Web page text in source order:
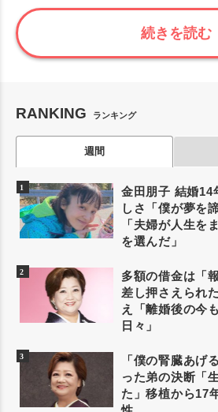
続きを読む
RANKING ランキング
週間
金田朋子 結婚14
しさ「僕が夢を
「夫婦が人生を
を選んだ」
多額の借金は「
差し押さえられ
え「離婚後の今
日々」
「僕の腎臓あげ
った弟の決断「
た」移植から17